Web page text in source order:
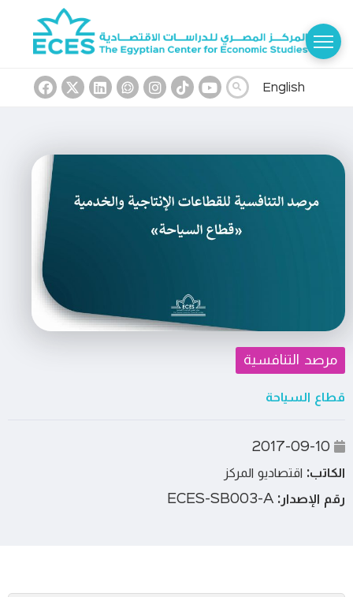
English
مرصد التنافسية
قطاع السياحة
الكاتب: اقتصاديو المركز
رقم الإصدار: